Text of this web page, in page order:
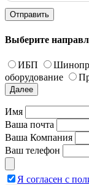
Отправить
Выберите
ИБП
оборудование
Далее
Имя
Ваша почта
Ваша Компания
Ваш телефон
Я согласен с